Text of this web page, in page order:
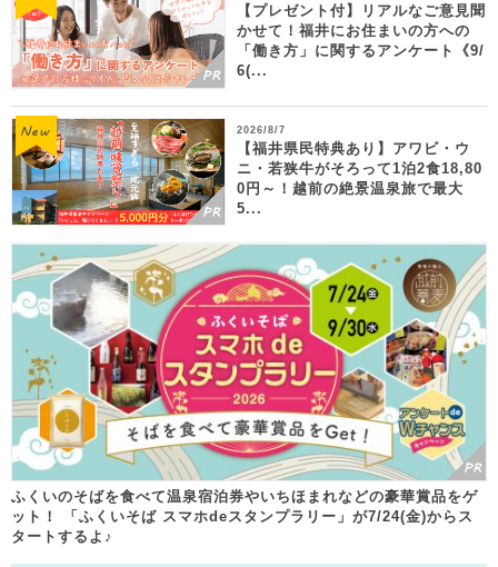
【プレゼント付】リアルなご意見聞
かせて！福井にお住まいの方への
「働き方」に関するアンケート《9/
6(...
2026/8/7
【福井県民特典あり】アワビ・ウ
ニ・若狭牛がそろって1泊2食18,80
0円～！越前の絶景温泉旅で最大
5...
ふくいのそばを食べて温泉宿泊券やいちほまれなどの豪華賞品をゲ
ット！ 「ふくいそば スマホdeスタンプラリー」が7/24(金)からス
タートするよ♪